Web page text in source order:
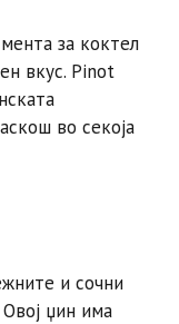
за коктел
вкус. Pinot
во секоја
и сочни
Овој џин има